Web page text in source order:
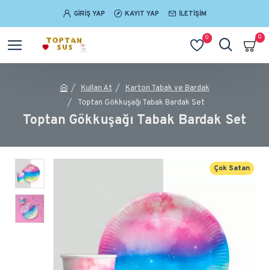
GIRIŞ YAP KAYIT YAP İLETIŞIM
0 0
Kullan At
Karton Tabak ve Bardak
Toptan Gökkuşağı Tabak Bardak Set
Toptan Gökkuşağı Tabak Bardak Set
Çok Satan